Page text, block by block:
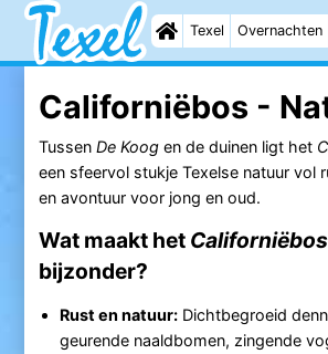
Texel Overnachten
Californiëbos -
Tussen De Koogen de duinen ligt het
een sfeervol stukje Texelse natuur vol
en avontuur voor jong en oud.
Wat maakt het Californiëbos
bijzonder?
Rust en natuur:Dichtbegroeid
geurende naaldbomen, zingende